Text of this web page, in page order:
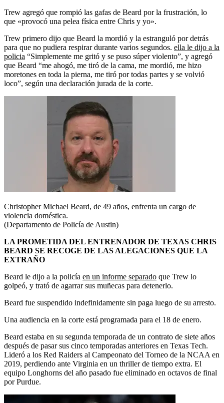
Trew agregó que rompió las gafas de Beard por la frustración, lo
que «provocó una pelea física entre Chris y yo».
Trew primero dijo que Beard la mordió y la estranguló por detrás
para que no pudiera respirar durante varios segundos. ella le dijo a la
policia “Simplemente me gritó y se puso súper violento”, y agregó
que Beard “me ahogó, me tiró de la cama, me mordió, me hizo
moretones en toda la pierna, me tiró por todas partes y se volvió
loco”, según una declaración jurada de la corte.
Christopher Michael Beard, de 49 años, enfrenta un cargo de
violencia doméstica.
(Departamento de Policía de Austin)
LA PROMETIDA DEL ENTRENADOR DE TEXAS CHRIS
BEARD SE RECOGE DE LAS ALEGACIONES QUE LA
EXTRAÑO
Beard le dijo a la policía en un informe separado que Trew lo
golpeó, y trató de agarrar sus muñecas para detenerlo.
Beard fue suspendido indefinidamente sin paga luego de su arresto.
Una audiencia en la corte está programada para el 18 de enero.
Beard estaba en su segunda temporada de un contrato de siete años
después de pasar sus cinco temporadas anteriores en Texas Tech.
Lideró a los Red Raiders al Campeonato del Torneo de la NCAA en
2019, perdiendo ante Virginia en un thriller de tiempo extra. El
equipo Longhorns del año pasado fue eliminado en octavos de final
por Purdue.